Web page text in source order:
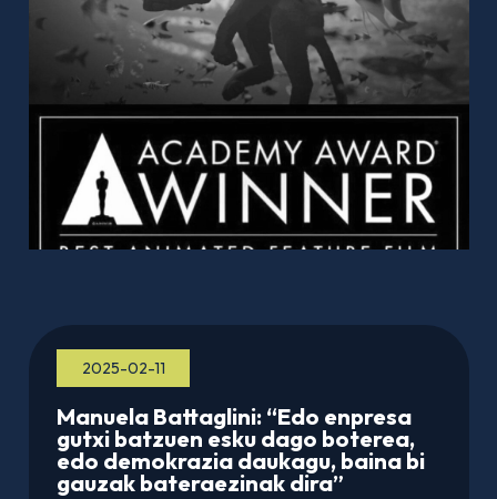
2025-02-11
Manuela Battaglini: “Edo enpresa
gutxi batzuen esku dago boterea,
edo demokrazia daukagu, baina bi
gauzak bateraezinak dira”